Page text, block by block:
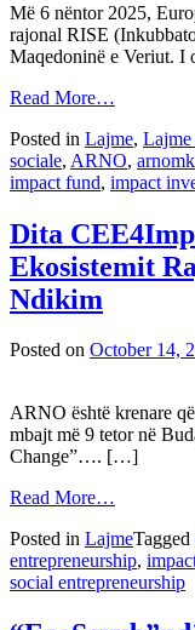
Më 6 nëntor 2025,
rajonal RISE
Maqedoninë e Veriut.
Read More…
Posted in Lajme, Lajme
sociale, ARNO, arnomk
impact fund, impact
Dita
Ekosistemit
Ndikim
Posted on October 14,
ARNO është krenare
mbajt më 9 tetor në
Change”…. […]
Read More…
Posted in LajmeTagged
entrepreneurship,
social entrepreneurship